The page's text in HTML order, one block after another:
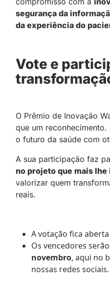
segurança da
da experiência do
Vote e
O Prêmio de Inovação
que um
o futuro da saúde com
A sua participação faz
no projeto que mais
valorizar quem
reais.
A votação fica
Os vencedores
novembro, aqui no
nossas redes sociais.